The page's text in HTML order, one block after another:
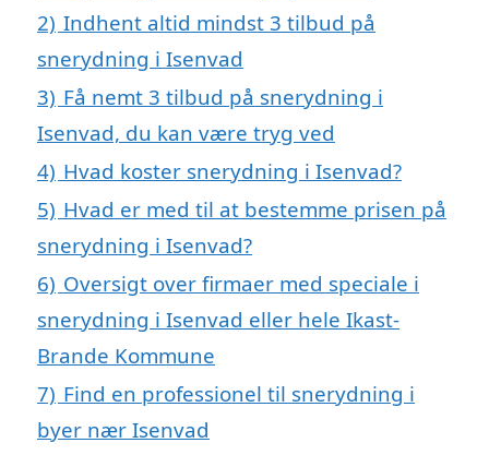
2) Indhent altid mindst 3 tilbud på
snerydning i Isenvad
3) Få nemt 3 tilbud på snerydning i
Isenvad, du kan være tryg ved
4) Hvad koster snerydning i Isenvad?
5) Hvad er med til at bestemme prisen på
snerydning i Isenvad?
6) Oversigt over firmaer med speciale i
snerydning i Isenvad eller hele Ikast-
Brande Kommune
7) Find en professionel til snerydning i
byer nær Isenvad